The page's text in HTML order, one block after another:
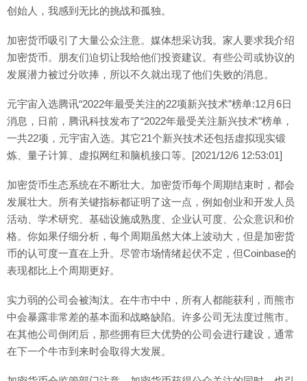
创始人，我感到无比的挑战和孤独。
加密货币吸引了大量公众注意。媒体想采访我。家人要求我介绍
加密货币。朋友们迫切让我给他们投资建议。有些公司或协议的
发展潜力被过分吹捧，所以不久就出现了他们失败的消息。
元宇宙入选腾讯“2022年最受关注的22项新兴技术”榜单:12月6日
消息，日前，腾讯科技发布了“2022年最受关注新兴技术”榜单，
一共22项，元宇宙入选。其它21个新兴技术还包括虚拟现实锻
炼、量子计算、虚拟网红和脑机接口等。[2021/12/6 12:53:01]
加密货币生态系统在不断壮大。加密货币每个周期结束时，都会
发展壮大。所有关键指标都证明了这一点，例如创业和开发人员
活动、学术研究、基础设施成熟度、企业认可度、公众意识和价
格。你如果仔细分析，每个周期虽然大体上波动大，但是加密货
币的认可度一直在上升。尽管市场情绪起伏不定，但Coinbase的
表现都比上个周期更好。
实力弱的公司会被淘汰。在牛市中中，所有人都能获利，而熊市
中会暴露非常差的基本面和战略缺陷。许多公司无法度过熊市。
在其他公司倒闭后，那些拥有巨大优势的公司会进行建设，通常
在下一个牛市到来时会取得大发展。